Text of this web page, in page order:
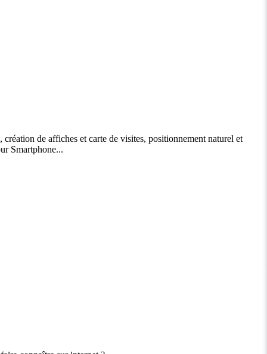
de affiches et carte de visites, positionnement naturel et
Smartphone...